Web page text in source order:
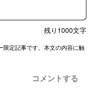
残り 1000文字
限定記事です。本文の内容に触
コメントする